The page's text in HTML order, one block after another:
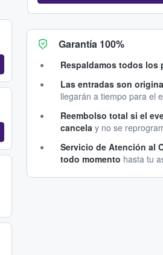
Garantía 100%
Respaldamos todos los
Las entradas son
llegarán a tiempo para el
Reembolso total si el
cancela y no se
Servicio de Atención al
todo momento hasta tu